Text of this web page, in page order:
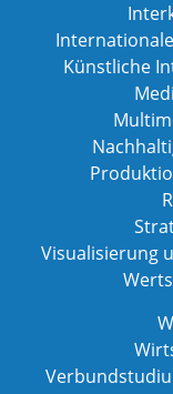
Künstliche
Visualisierung